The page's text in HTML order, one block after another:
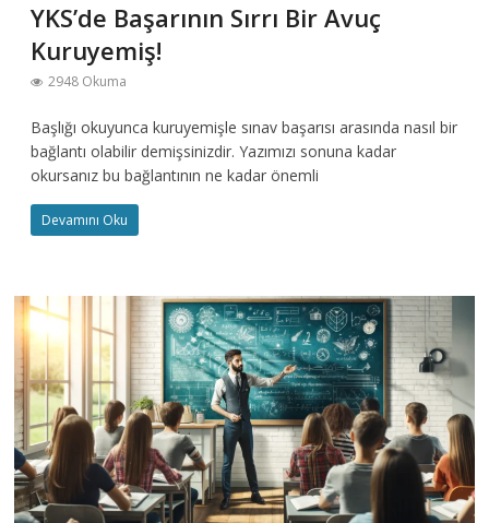
YKS’de Başarının Sırrı Bir Avuç
Kuruyemiş!
2948 Okuma
Başlığı okuyunca kuruyemişle sınav başarısı arasında nasıl bir
bağlantı olabilir demişsinizdir. Yazımızı sonuna kadar
okursanız bu bağlantının ne kadar önemli
Devamını Oku